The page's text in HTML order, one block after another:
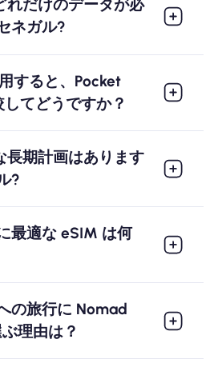
れだけのデータが必
ネガル?
すると、Pocket
してどうですか？
長期計画はあります
?
最適な eSIM は何
の旅行に Nomad
理由は？